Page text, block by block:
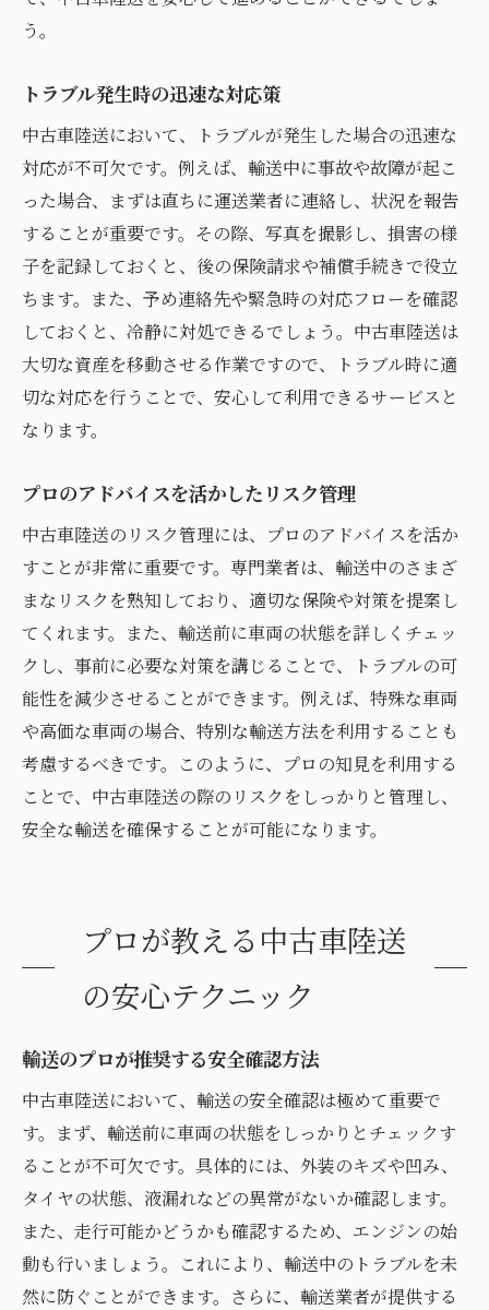
う。
トラブル発生時の迅速な対応策
中古車陸送において、トラブルが発生した場合の迅速な
対応が不可欠です。例えば、輸送中に事故や故障が起こ
った場合、まずは直ちに運送業者に連絡し、状況を報告
することが重要です。その際、写真を撮影し、損害の様
子を記録しておくと、後の保険請求や補償手続きで役立
ちます。また、予め連絡先や緊急時の対応フローを確認
しておくと、冷静に対処できるでしょう。中古車陸送は
大切な資産を移動させる作業ですので、トラブル時に適
切な対応を行うことで、安心して利用できるサービスと
なります。
プロのアドバイスを活かしたリスク管理
中古車陸送のリスク管理には、プロのアドバイスを活か
すことが非常に重要です。専門業者は、輸送中のさまざ
まなリスクを熟知しており、適切な保険や対策を提案し
てくれます。また、輸送前に車両の状態を詳しくチェッ
クし、事前に必要な対策を講じることで、トラブルの可
能性を減少させることができます。例えば、特殊な車両
や高価な車両の場合、特別な輸送方法を利用することも
考慮するべきです。このように、プロの知見を利用する
ことで、中古車陸送の際のリスクをしっかりと管理し、
安全な輸送を確保することが可能になります。
プロが教える中古車陸送
の安心テクニック
輸送のプロが推奨する安全確認方法
中古車陸送において、輸送の安全確認は極めて重要で
す。まず、輸送前に車両の状態をしっかりとチェックす
ることが不可欠です。具体的には、外装のキズや凹み、
タイヤの状態、液漏れなどの異常がないか確認します。
また、走行可能かどうかも確認するため、エンジンの始
動も行いましょう。これにより、輸送中のトラブルを未
然に防ぐことができます。さらに、輸送業者が提供する